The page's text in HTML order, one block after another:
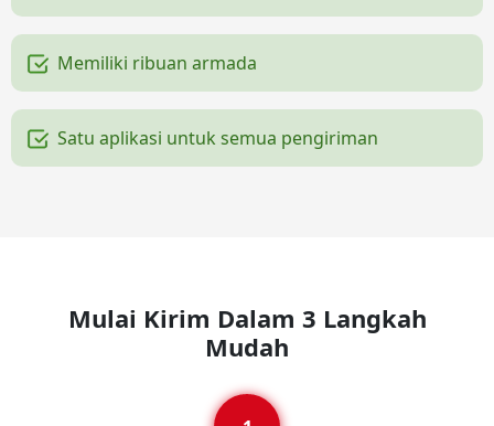
Memiliki ribuan armada
Satu aplikasi untuk semua pengiriman
Mulai Kirim Dalam 3 Langkah
Mudah